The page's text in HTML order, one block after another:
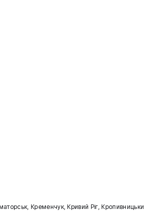
Кременчук, Кривий Ріг,